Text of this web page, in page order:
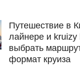
Путешествие в
лайнере и kruizy
выбрать
формат круиза